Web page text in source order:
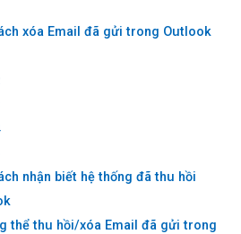
xóa Email đã gửi trong Outlook
nhận biết hệ thống đã thu hồi
thể thu hồi/xóa Email đã gửi trong